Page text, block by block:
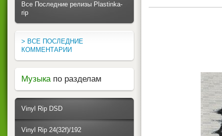
Все Последние релизы Plastinka-
rip
> ВСЕ ПОСЛЕДНИЕ
КОММЕНТАРИИ
Музыка по разделам
Vinyl Rip DSD
Vinyl Rip 24(32f)/192